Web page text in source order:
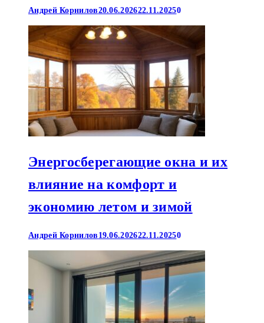
Андрей Корнилов20.06.202622.11.20250
Энергосберегающие окна и их
влияние на комфорт и
экономию летом и зимой
Андрей Корнилов 19.06.202622.11.20250